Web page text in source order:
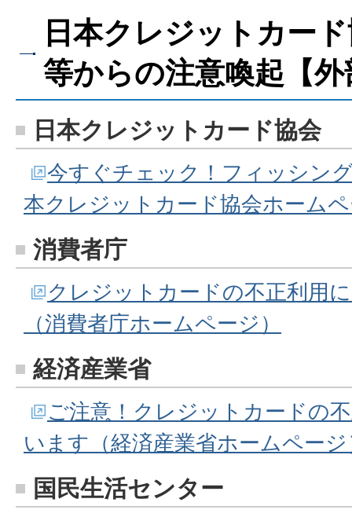
日本クレジットカー
等からの注意喚起【
日本クレジットカード協会
今すぐチェック！フィッシン
本クレジットカード協会ホーム
消費者庁
クレジットカードの不正利用
（消費者庁ホームページ）
経済産業省
ご注意！クレジットカードの
います（経済産業省ホームページ
国民生活センター